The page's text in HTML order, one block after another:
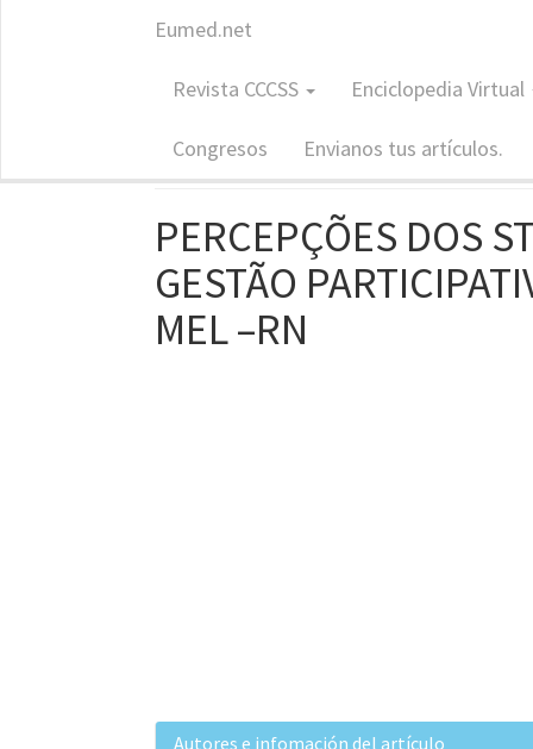
Eumed.net
Revista CCCSS Enciclopedia Virtual
Congresos Envianos tus artículos.
Revista: CCCSS
ISSN: 1988-7833
PERCEPÇÕES DOS
GESTÃO
MEL –RN
Autores e infomación del artículo